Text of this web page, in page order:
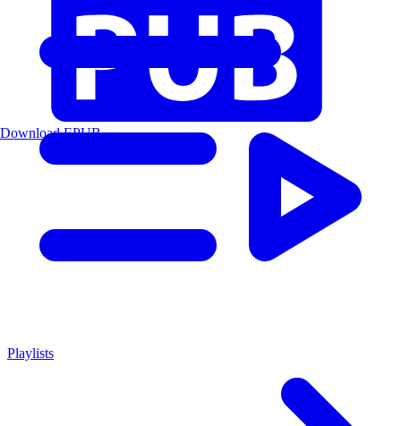
Playlists
Download EPUB